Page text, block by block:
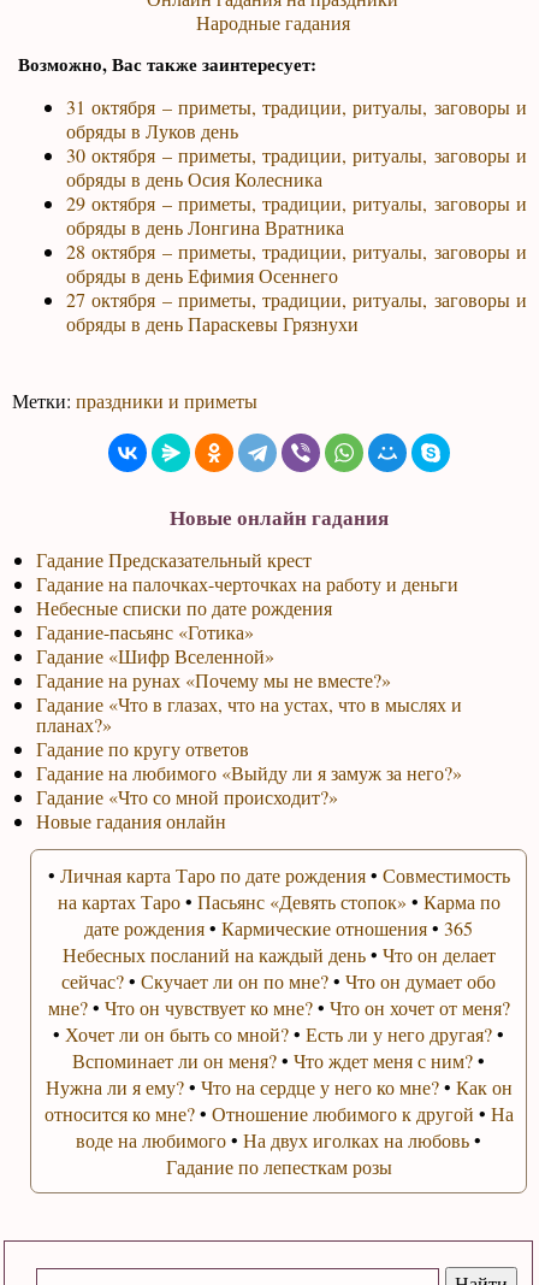
Народные гадания
Возможно, Вас также заинтересует:
31 октября – приметы, традиции, ритуалы, заговоры и
обряды в Луков день
30 октября – приметы, традиции, ритуалы, заговоры и
обряды в день Осия Колесника
29 октября – приметы, традиции, ритуалы, заговоры и
обряды в день Лонгина Вратника
28 октября – приметы, традиции, ритуалы, заговоры и
обряды в день Ефимия Осеннего
27 октября – приметы, традиции, ритуалы, заговоры и
обряды в день Параскевы Грязнухи
Метки:праздники и приметы
Новые онлайн гадания
Гадание Предсказательный крест
Гадание на палочках-черточках на работу и деньги
Небесные списки по дате рождения
Гадание-пасьянс «Готика»
Гадание «Шифр Вселенной»
Гадание на рунах «Почему мы не вместе?»
Гадание «Что в глазах, что на устах, что в мыслях и
планах?»
Гадание по кругу ответов
Гадание на любимого «Выйду ли я замуж за него?»
Гадание «Что со мной происходит?»
Новые гадания онлайн
• Личная карта Таро по дате рождения• Совместимость
на картах Таро• Пасьянс «Девять стопок» • Карма по
дате рождения•Кармические отношения•365
Небесных посланий на каждый день• Что он делает
сейчас?•Скучает ли он по мне?•Что он думает обо
мне?• Что он чувствует ко мне?• Что он хочет от меня?
• Хочет ли он быть со мной?•Есть ли у него другая?•
Вспоминает ли он меня?•Что ждет меня с ним?•
Нужна ли я ему?• Что на сердце у него ко мне?• Как он
относится ко мне?• Отношение любимого к другой • На
воде на любимого•На двух иголках на любовь•
Гадание по лепесткам розы